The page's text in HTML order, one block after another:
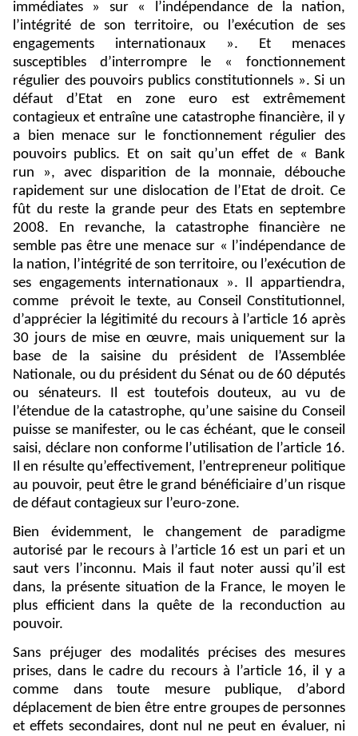
immédiates » sur « l’indépendance de la nation,
l’intégrité de son territoire, ou l’exécution de ses
engagements internationaux ». Et menaces
susceptibles d’interrompre le « fonctionnement
régulier des pouvoirs publics constitutionnels ». Si un
défaut d’Etat en zone euro est extrêmement
contagieux et entraîne une catastrophe financière, il y
a bien menace sur le fonctionnement régulier des
pouvoirs publics. Et on sait qu’un effet de « Bank
run », avec disparition de la monnaie, débouche
rapidement sur une dislocation de l’Etat de droit. Ce
fût du reste la grande peur des Etats en septembre
2008. En revanche, la catastrophe financière ne
semble pas être une menace sur « l’indépendance de
la nation, l’intégrité de son territoire, ou l’exécution de
ses engagements internationaux ». Il appartiendra,
comme
prévoit le texte, au Conseil Constitutionnel,
d’apprécier la légitimité du recours à l’article 16 après
30 jours de mise en œuvre, mais uniquement sur la
base de la saisine du président de l’Assemblée
Nationale, ou du président du Sénat ou de 60 députés
ou sénateurs. Il est toutefois douteux, au vu de
l’étendue de la catastrophe, qu’une saisine du Conseil
puisse se manifester, ou le cas échéant, que le conseil
saisi, déclare non conforme l’utilisation de l’article 16.
Il en résulte qu’effectivement, l’entrepreneur politique
au pouvoir, peut être le grand bénéficiaire d’un risque
de défaut contagieux sur l’euro-zone.
Bien évidemment, le changement de paradigme
autorisé par le recours à l’article 16 est un pari et un
saut vers l’inconnu. Mais il faut noter aussi qu’il est
dans, la présente situation de la France, le moyen le
plus efficient dans la quête de la reconduction au
pouvoir.
Sans préjuger des modalités précises des mesures
prises, dans le cadre du recours à l’article 16, il y a
comme dans toute mesure publique, d’abord
déplacement de bien être entre groupes de personnes
et effets secondaires, dont nul ne peut en évaluer, ni